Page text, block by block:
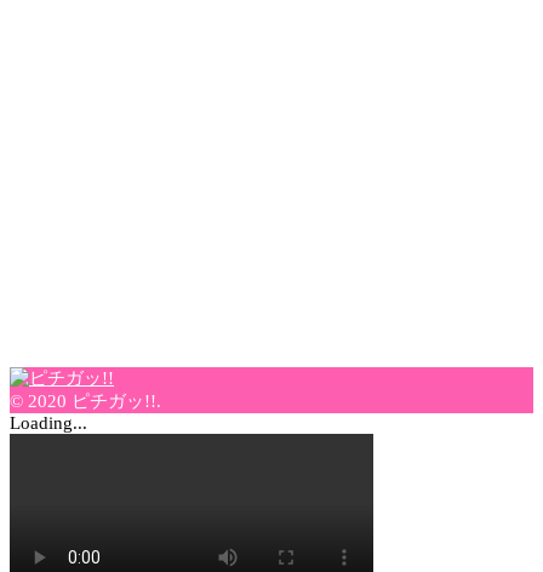
© 2020 ピチガッ!!.
Loading...